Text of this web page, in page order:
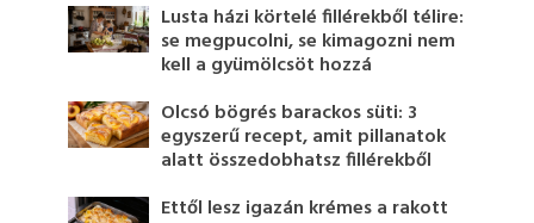
Lusta házi körtelé fillérekből télire:
se megpucolni, se kimagozni nem
kell a gyümölcsöt hozzá
Olcsó bögrés barackos süti: 3
egyszerű recept, amit pillanatok
alatt összedobhatsz fillérekből
Ettől lesz igazán krémes a rakott